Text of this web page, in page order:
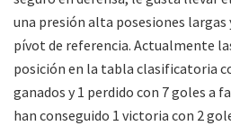
una presión alta posesiones largas
pívot de referencia. Actualmente
posición en la tabla clasificatoria
ganados y 1 perdido con 7 goles a
han conseguido 1 victoria con 2